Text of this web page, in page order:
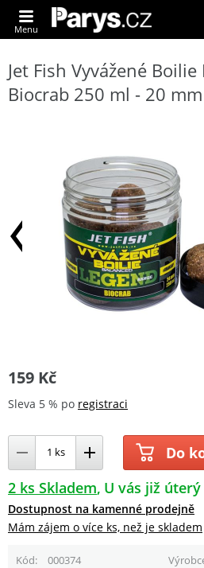
Menu
Jet Fish Vyvážené
Biocrab 250 ml - 20 mm
159 Kč
Sleva 5 % po registraci
Do
2 ks Skladem U vás již úterý
Dostupnost na kamenné prodejně
Mám zájem o více ks, než je skladem
Kód 000374